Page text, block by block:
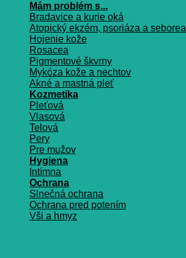
Mám problém s...
Bradavice a kurie oká
Atopický ekzém, psoriáza a seborea
Hojenie kože
Rosacea
Pigmentové škvrny
Mykóza kože a nechtov
Akné a mastná pleť
Kozmetika
Pleťová
Vlasová
Telová
Pery
Pre mužov
Hygiena
Intímna
Ochrana
Slnečná ochrana
Ochrana pred potením
Vši a hmyz